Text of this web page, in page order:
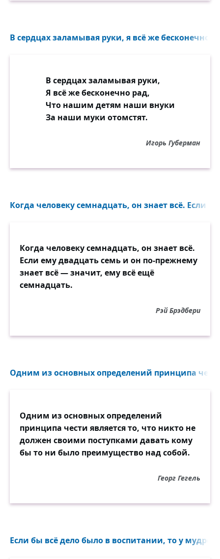
В сердцах заламывая руки, я всё же бесконечно
В сердцах заламывая руки,
Я всё же бесконечно рад,
Что нашим детям наши внуки
За наши муки отомстят.
Игорь Губерман
Когда человеку семнадцать, он знает всё. Если
Когда человеку семнадцать, он знает всё.
Если ему двадцать семь и он по-прежнему
знает всё — значит, ему всё ещё
семнадцать.
Рэй Брэдбери
Одним из основных определений принципа
Одним из основных определений
принципа чести является то, что никто не
должен своими поступками давать кому
бы то ни было преимущество над собой.
Георг Гегель
Если бы всё дело было в воспитании, то у